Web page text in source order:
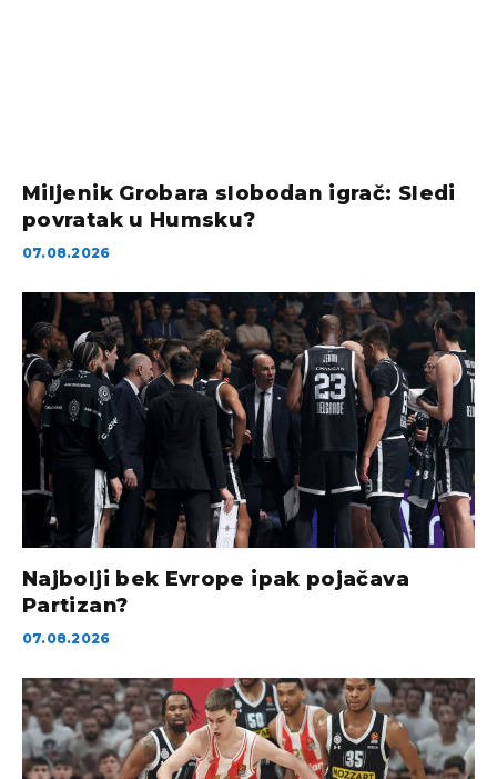
Miljenik Grobara slobodan igrač: Sledi
povratak u Humsku?
07.08.2026
Najbolji bek Evrope ipak pojačava
Partizan?
07.08.2026